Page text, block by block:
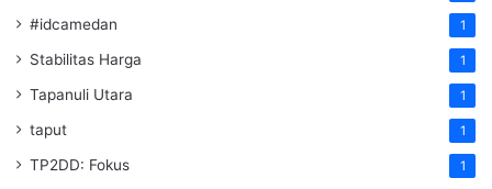
#idcamedan 1
Stabilitas Harga 1
Tapanuli Utara 1
taput 1
TP2DD: Fokus 1